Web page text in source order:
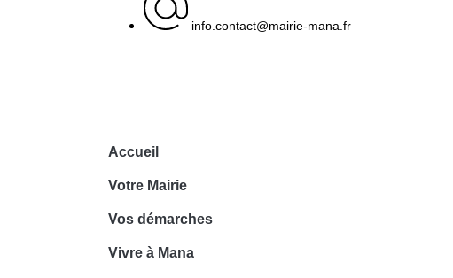
info.contact@mairie-mana.fr
Accueil
Votre Mairie
Vos démarches
Vivre à Mana